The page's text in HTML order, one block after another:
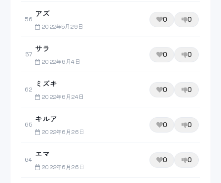
56
アズ
2022年5月29日
0 0
57
サラ
2022年6月4日
0 0
62
ミズキ
2022年6月24日
0 0
65
キルア
2022年6月26日
0 0
64
エマ
2022年6月26日
0 0